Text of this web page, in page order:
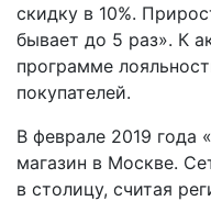
скидку в 10%.
бывает до 5 раз». К
программе
покупателей.
В феврале 2019 года
магазин в Москве.
в столицу, считая